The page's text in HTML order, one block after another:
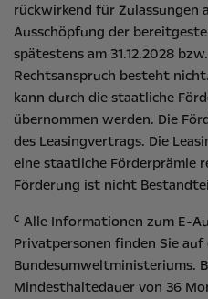
rückwirkend für Zulassungen
Ausschöpfung der
spätestens am 31.12.2028
Rechtsanspruch besteht
kann durch die staatliche
übernommen werden. Die
des Leasingvertrags. Die
eine staatliche Förderprämie
Förderung ist nicht
c Alle Informationen zum E-
Privatpersonen finden Sie auf
Bundesumweltministeriums.
Mindesthaltedauer von 36